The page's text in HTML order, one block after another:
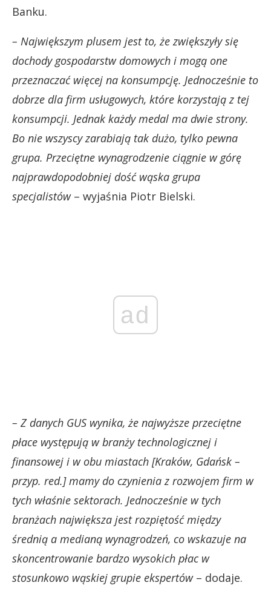
Banku.
– Największym plusem jest to, że zwiększyły się
dochody gospodarstw domowych i mogą one
przeznaczać więcej na konsumpcję. Jednocześnie to
dobrze dla firm usługowych, które korzystają z tej
konsumpcji. Jednak każdy medal ma dwie strony.
Bo nie wszyscy zarabiają tak dużo, tylko pewna
grupa. Przeciętne wynagrodzenie ciągnie w górę
najprawdopodobniej dość wąska grupa
specjalistów– wyjaśnia Piotr Bielski.
ad
– Z danych GUS wynika, że najwyższe przeciętne
płace występują w branży technologicznej i
finansowej i w obu miastach [Kraków, Gdańsk –
przyp. red.] mamy do czynienia z rozwojem firm w
tych właśnie sektorach. Jednocześnie w tych
branżach największa jest rozpiętość między
średnią a medianą wynagrodzeń, co wskazuje na
skoncentrowanie bardzo wysokich płac w
stosunkowo wąskiej grupie ekspertów– dodaje.